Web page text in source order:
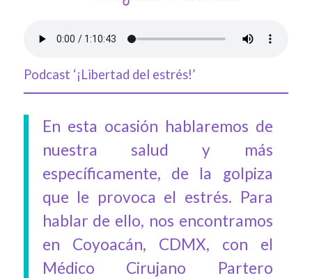
Podcast ‘¡Libertad del estrés!’
En esta ocasión hablaremos de
nuestra salud y más
específicamente, de la golpiza
que le provoca el estrés. Para
hablar de ello, nos encontramos
en Coyoacán, CDMX, con el
Médico Cirujano Partero